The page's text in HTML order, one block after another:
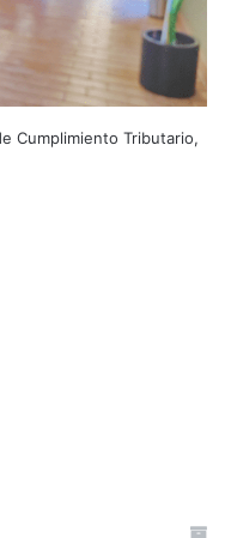
Cumplimiento Tributario,